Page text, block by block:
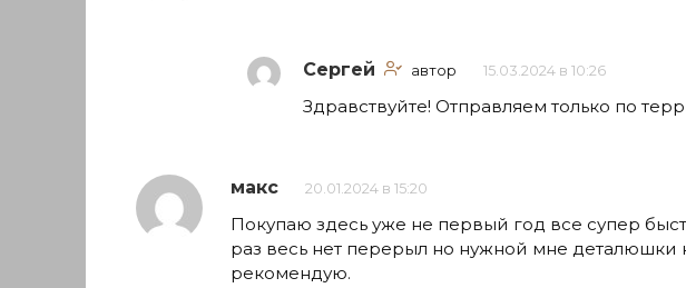
Сергей автор 15.03.2024 в 10:26
Здравствуйте! Отправляем только по
макс 20.01.2024 в 15:20
Покупаю здесь уже не первый год все супер
раз весь нет перерыл но нужной мне деталюшки
рекомендую.